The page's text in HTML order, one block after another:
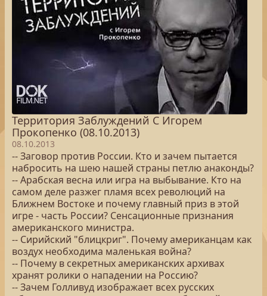
Территория Заблуждений С Игорем
Прокопенко (08.10.2013)
08.10.2013
-- Заговор против России. Кто и зачем пытается
набросить на шею нашей страны петлю анаконды?
-- Арабская весна или игра на выбывание. Кто на
самом деле разжег пламя всех революций на
Ближнем Востоке и почему главный приз в этой
игре - часть России? Сенсационные признания
американского министра.
-- Сирийский "блицкриг". Почему американцам как
воздух необходима маленькая война?
-- Почему в секретных американских архивах
хранят ролики о нападении на Россию?
-- Зачем Голливуд изображает всех русских